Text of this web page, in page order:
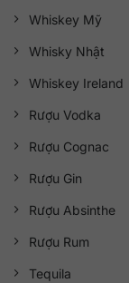
Whiskey Mỹ
Whisky Nhật
Whiskey Ireland
Rượu Vodka
Rượu Cognac
Rượu Gin
Rượu Absinthe
Rượu Rum
Tequila